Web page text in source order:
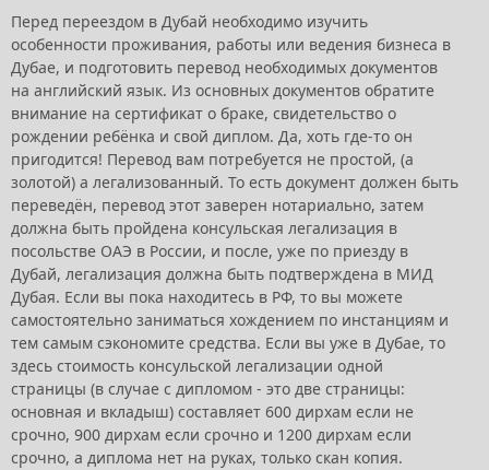
Перед переездом в Дубай необходимо изучить
особенности проживания, работы или ведения бизнеса в
Дубае, и подготовить перевод необходимых документов
на английский язык. Из основных документов обратите
внимание на сертификат о браке, свидетельство о
рождении ребёнка и свой диплом. Да, хоть где-то он
пригодится! Перевод вам потребуется не простой, (а
золотой) а легализованный. То есть документ должен быть
переведён, перевод этот заверен нотариально, затем
должна быть пройдена консульская легализация в
посольстве ОАЭ в России, и после, уже по приезду в
Дубай, легализация должна быть подтверждена в МИД
Дубая. Если вы пока находитесь в РФ, то вы можете
самостоятельно заниматься хождением по инстанциям и
тем самым сэкономите средства. Если вы уже в Дубае, то
здесь стоимость консульской легализации одной
страницы (в случае с дипломом - это две страницы:
основная и вкладыш) составляет 600 дирхам если не
срочно, 900 дирхам если срочно и 1200 дирхам если
срочно, а диплома нет на руках, только скан копия.